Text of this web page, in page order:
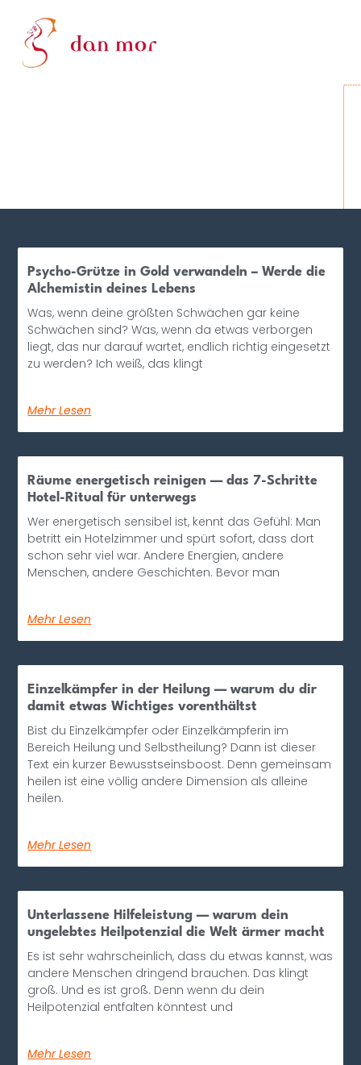
Psycho-Grütze in Gold verwandeln – Werde die
Alchemistin deines Lebens
Was, wenn deine größten Schwächen gar keine
Schwächen sind? Was, wenn da etwas verborgen
liegt, das nur darauf wartet, endlich richtig eingesetzt
zu werden? Ich weiß, das klingt
Mehr Lesen
Räume energetisch reinigen — das 7-Schritte
Hotel-Ritual für unterwegs
Wer energetisch sensibel ist, kennt das Gefühl: Man
betritt ein Hotelzimmer und spürt sofort, dass dort
schon sehr viel war. Andere Energien, andere
Menschen, andere Geschichten. Bevor man
Mehr Lesen
Einzelkämpfer in der Heilung — warum du dir
damit etwas Wichtiges vorenthältst
Bist du Einzelkämpfer oder Einzelkämpferin im
Bereich Heilung und Selbstheilung? Dann ist dieser
Text ein kurzer Bewusstseinsboost. Denn gemeinsam
heilen ist eine völlig andere Dimension als alleine
heilen.
Mehr Lesen
Unterlassene Hilfeleistung — warum dein
ungelebtes Heilpotenzial die Welt ärmer macht
Es ist sehr wahrscheinlich, dass du etwas kannst, was
andere Menschen dringend brauchen. Das klingt
groß. Und es ist groß. Denn wenn du dein
Heilpotenzial entfalten könntest und
Mehr Lesen